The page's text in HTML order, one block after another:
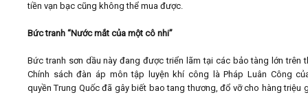
tiền vạn bạc cũng không thể mua được.
Bức tranh “Nước mắt của một cô nhi”
Bức tranh sơn dầu này đang được triển lãm tại các bảo tàng lớn trên
Chính sách đàn áp môn tập luyện khí công là Pháp Luân Công
quyền Trung Quốc đã gây biết bao tang thương, đổ vỡ cho hàng triệu